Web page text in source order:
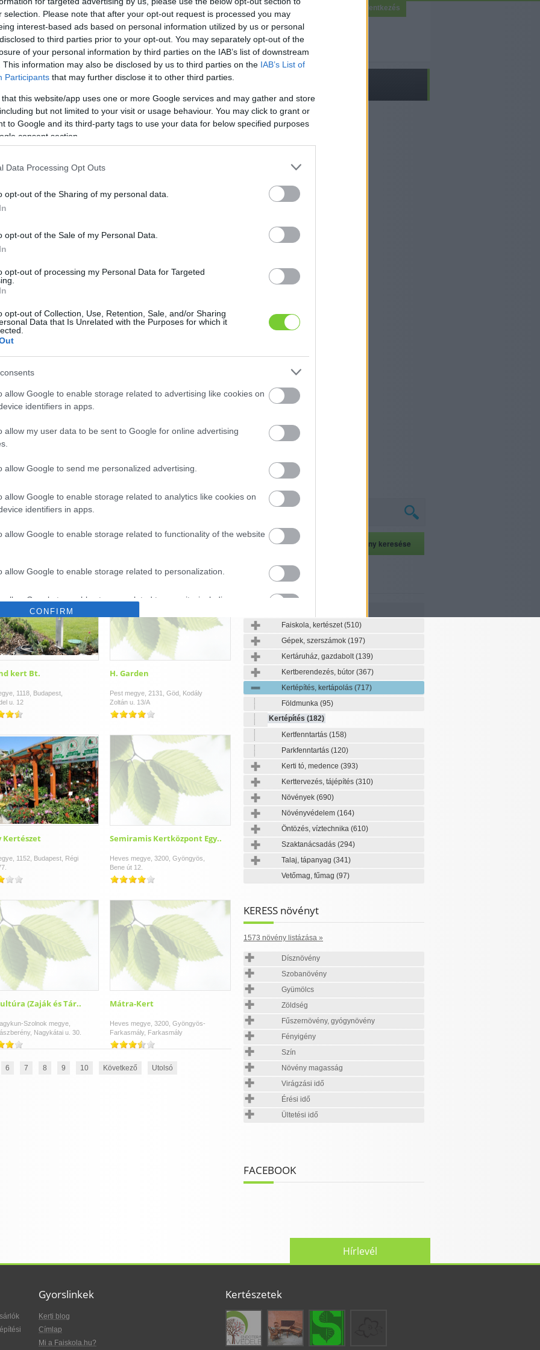
selection. Please note that after your opt-out request is processed you may
interest-based ads based on personal information utilized by us or personal
to third parties prior to your opt-out. You may separately opt-out of the
of your personal information by third parties on the IAB’s list of downstream
This information may also be disclosed by us to third parties on the IAB’s List of
Participants that may further disclose it to other third parties.
that this website/app uses one or more Google services and may gather and store
but not limited to your visit or usage behaviour. You may click to grant or
to Google and its third-party tags to use your data for below specified purposes
consent section.
Data Processing Opt Outs
opt-out of the Sharing of my personal data.
opt-out of the Sale of my Personal Data.
opt-out of processing my Personal Data for Targeted
opt-out of Collection, Use, Retention, Sale, and/or Sharing
Data that Is Unrelated with the Purposes for which it
allow Google to enable storage related to advertising like cookies on
identifiers in apps.
allow my user data to be sent to Google for online advertising
allow Google to send me personalized advertising.
allow Google to enable storage related to analytics like cookies on
identifiers in apps.
allow Google to enable storage related to functionality of the website
allow Google to enable storage related to personalization.
allow Google to enable storage related to security, including
functionality and fraud prevention, and other user protection.
CONFIRM
Data Deletion Data Access Privacy Policy
Jelszó Emlékezzen rám
Regisztráció
Bejelentkezés
szaknévsora
KERTÉSZ ÉS KERTÉSZET REGISZTRÁCIÓ NÖVÉNYKATALÓGUS
4
3
2
2 4
3
2
2
182 Szaknévsori adatlap létrehozása
- Minőségi ..
u. 1.
Kiskunfélegyháza
kert Bt.
1118, Budapest,
u. 12
H. Garden
Pest megye, 2131, Göd, Kodály
Zoltán u. 13/A
Kertészet
1152, Budapest, Régi
Semiramis Kertközpont Egy..
Heves megye, 3200, Gyöngyös,
Bene út 12.
(Zaják és Tár..
Szolnok megye,
Nagykátai u. 30.
Mátra-Kert
Heves megye, 3200, Gyöngyös-
Farkasmály, Farkasmály
6 7 8 9 10 Következő Utolsó
Kertészeti szaknévsor
Faiskola, kertészet(510)
Gépek, szerszámok (197)
Kertáruház, gazdabolt(139)
Kertberendezés, bútor (367)
Kertépítés, kertápolás (717)
Földmunka (95)
Kertépítés (182)
Kertfenntartás (158)
Parkfenntartás (120)
Kerti tó, medence (393)
Kerttervezés, tájépítés (310)
Növények (690)
Növényvédelem (164)
Öntözés, víztechnika (610)
Szaktanácsadás (294)
Talaj, tápanyag (341)
Vetőmag, fűmag (97)
KERESS növényt
1573 növény listázása »
Dísznövény
Szobanövény
Gyümölcs
Zöldség
Fűszernövény, gyógynövény
Fényigény
Szín
Növény magasság
Virágzási idő
Érési idő
Ültetési idő
FACEBOOK
Hírlevél
Gyorslinkek
Kerti blog
Címlap
Mi a Faiskola.hu?
Kertészetek